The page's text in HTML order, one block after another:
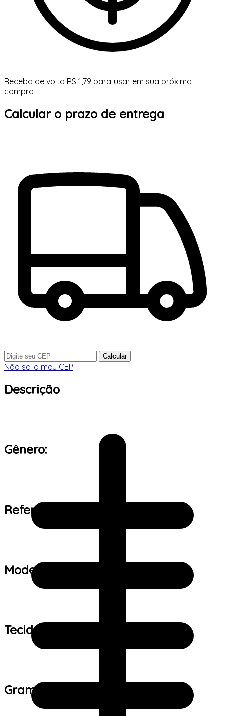
Receba de volta R$ 1,79 para usar em sua próxima
compra
Calcular o prazo de entrega
Calcular
Não sei o meu CEP
Descrição
Gênero:
Referência de tamanho:
Modelo:
Tecido:
Gramatura do tecido: